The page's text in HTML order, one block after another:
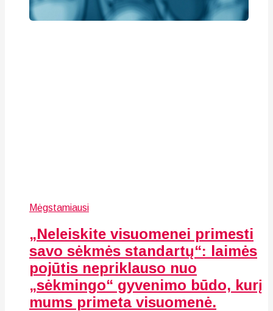
Mėgstamiausi
„Neleiskite visuomenei primesti
savo sėkmės standartų“: laimės
pojūtis nepriklauso nuo
„sėkmingo“ gyvenimo būdo, kurį
mums primeta visuomenė.